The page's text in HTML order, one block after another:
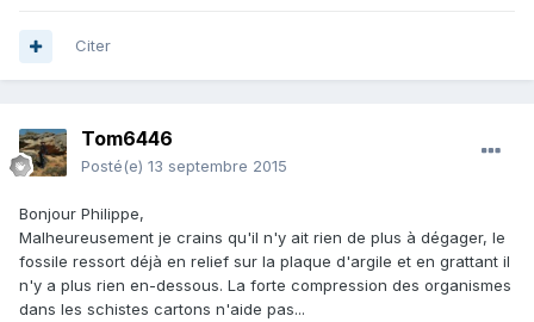
Citer
Tom6446
Posté(e) 13 septembre 2015
Bonjour Philippe,
Malheureusement je crains qu'il n'y ait rien de plus à dégager, le
fossile ressort déjà en relief sur la plaque d'argile et en grattant il
n'y a plus rien en-dessous. La forte compression des organismes
dans les schistes cartons n'aide pas...